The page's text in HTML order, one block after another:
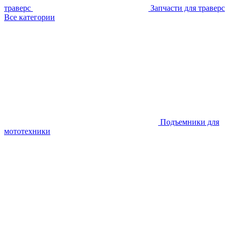
траверс
Запчасти для траверс
Все категории
Подъемники для
мототехники